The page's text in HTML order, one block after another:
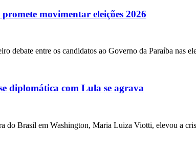
movimentar eleições 2026
debate entre os candidatos ao Governo da Paraíba nas
diplomática com Lula se agrava
do Brasil em Washington, Maria Luiza Viotti, elevou a